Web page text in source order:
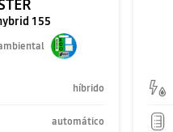
155
híbrido
automático